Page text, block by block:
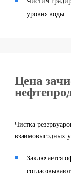
уровня воды.
Цена
Чистка
взаимовыгодных
Заключается